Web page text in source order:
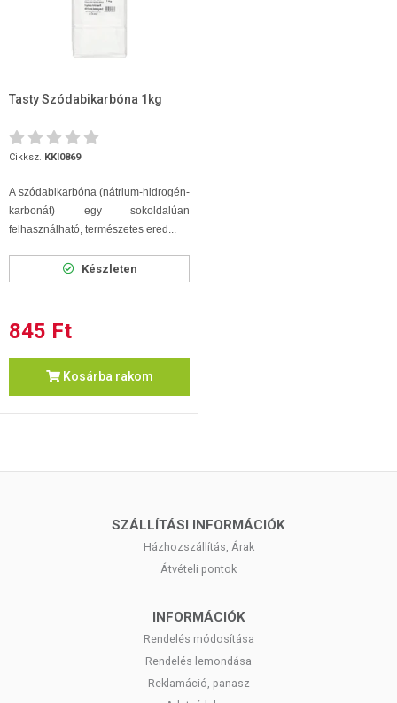
Tasty Szódabikarbóna 1kg
Cikksz. KKI0869
A szódabikarbóna (nátrium-hidrogén-
karbonát) egy sokoldalúan
felhasználható, természetes ered...
Készleten
845 Ft
Kosárba rakom
SZÁLLÍTÁSI INFORMÁCIÓK
Házhozszállítás, Árak
Átvételi pontok
INFORMÁCIÓK
Rendelés módosítása
Rendelés lemondása
Reklamáció, panasz